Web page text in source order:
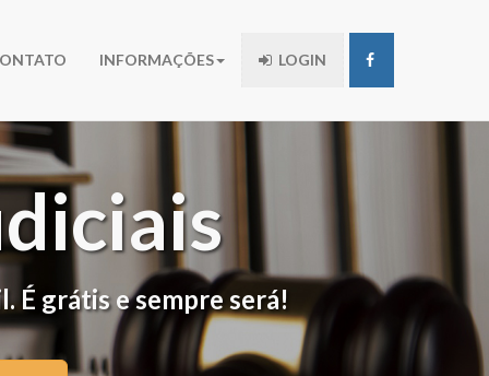
INFORMAÇÕES LOGIN
É grátis e sempre será!